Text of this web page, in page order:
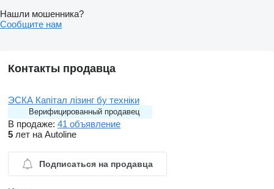
Нашли мошенника?
Сообщите нам
Контакты продавца
ЭСКА Капітал лізинг бу техніки
Верифицированный продавец
В продаже: 41 объявление
5 лет на Autoline
Подписаться на продавца